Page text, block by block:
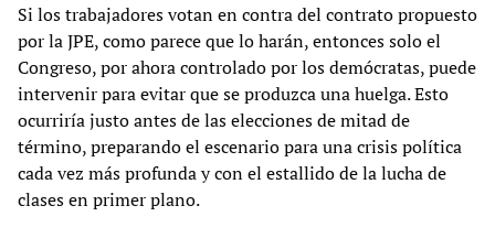
Si los trabajadores votan en contra del contrato propuesto
por la JPE, como parece que lo harán, entonces solo el
Congreso, por ahora controlado por los demócratas, puede
intervenir para evitar que se produzca una huelga. Esto
ocurriría justo antes de las elecciones de mitad de
término, preparando el escenario para una crisis política
cada vez más profunda y con el estallido de la lucha de
clases en primer plano.